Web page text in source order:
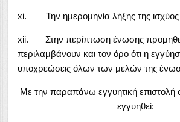
xi. Την ημερομηνία λήξης της ισχύος
xii. Στην περίπτωση ένωσης
περιλαμβάνουν και τον όρο ότι η
υποχρεώσεις όλων των μελών της
Με την παραπάνω εγγυητική επιστολή
εγγυηθεί: